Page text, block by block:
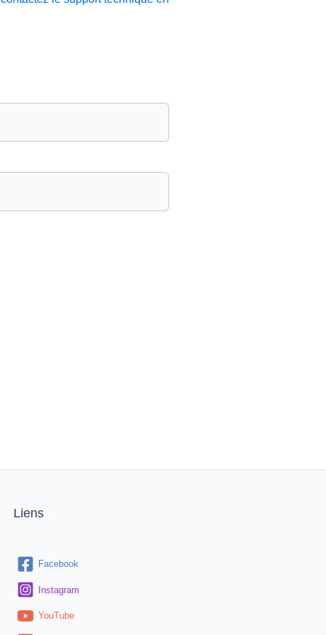
Liens
Facebook
Instagram
YouTube